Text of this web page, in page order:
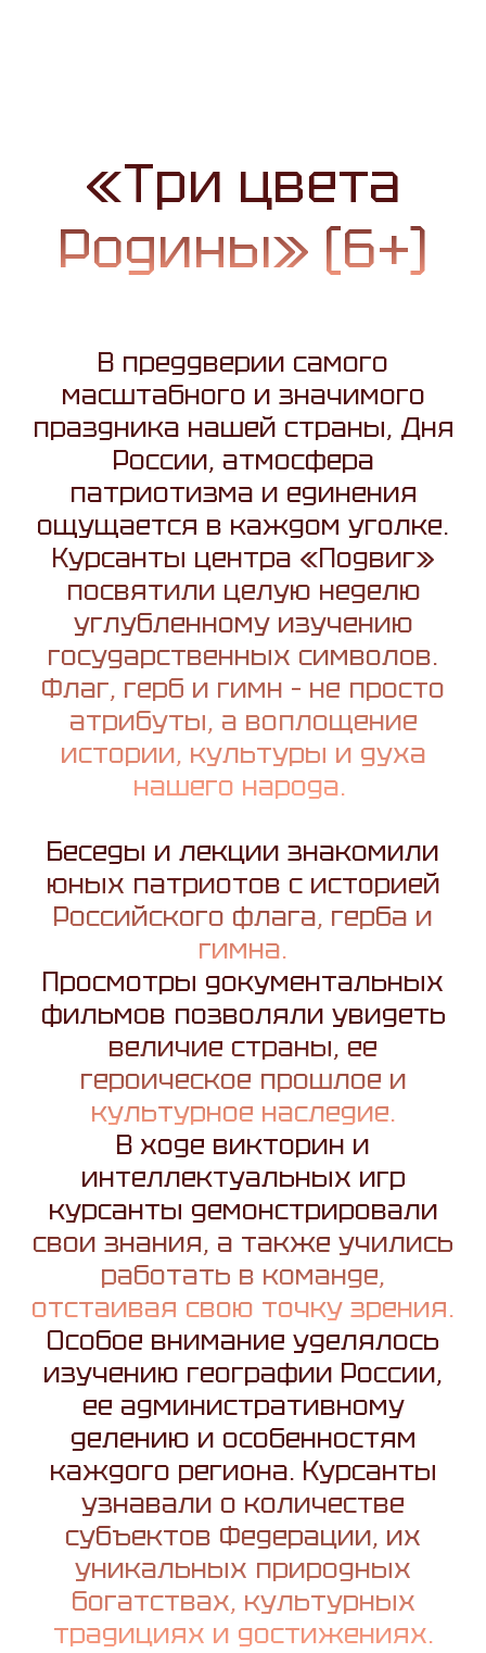
«Три цвета
Родины» (6+)
В преддверии самого
масштабного и значимого
праздника нашей страны, Дня
России, атмосфера
патриотизма и единения
ощущается в каждом уголке.
Курсанты центра «Подвиг»
посвятили целую неделю
углубленному изучению
государственных символов.
Флаг, герб и гимн – не просто
атрибуты, а воплощение
истории, культуры и духа
нашего народа.
Беседы и лекции знакомили
юных патриотов с историей
Российского флага, герба и
гимна.
Просмотры документальных
фильмов позволяли увидеть
величие страны, ее
героическое прошлое и
культурное наследие.
В ходе викторин и
интеллектуальных игр
курсанты демонстрировали
свои знания, а также учились
работать в команде,
отстаивая свою точку зрения.
Особое внимание уделялось
изучению географии России,
ее административному
делению и особенностям
каждого региона. Курсанты
узнавали о количестве
субъектов Федерации, их
уникальных природных
богатствах, культурных
традициях и достижениях.